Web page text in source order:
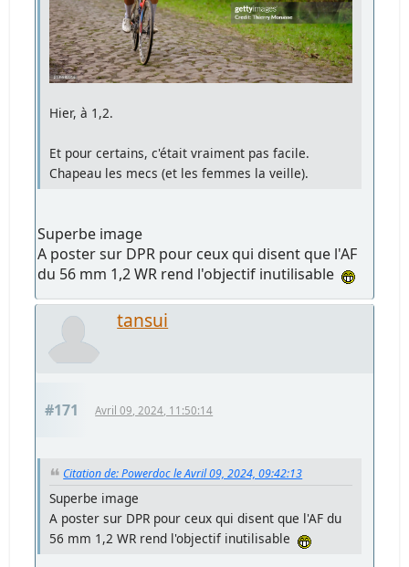
Hier, à 1,2.
Et pour certains, c'était vraiment pas facile.
Chapeau les mecs (et les femmes la veille).
Superbe image
A poster sur DPR pour ceux qui disent que l'AF
du 56 mm 1,2 WR rend l'objectif inutilisable
tansui
#171 Avril 09, 2024, 11:50:14
Citation de: Powerdoc le Avril 09, 2024, 09:42:13
Superbe image
A poster sur DPR pour ceux qui disent que l'AF du
56 mm 1,2 WR rend l'objectif inutilisable